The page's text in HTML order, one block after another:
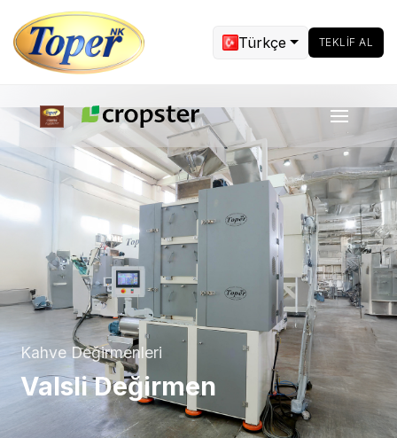
Türkçe TEKLIF AL
Kahve Değirmenleri
Valsli Değirmen